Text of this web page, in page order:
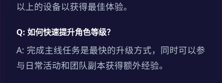
以上的设备以获得最佳体验。
Q: 如何快速提升角色等级？
A: 完成主线任务是最快的升级方式，同时可以参
与日常活动和团队副本获得额外经验。